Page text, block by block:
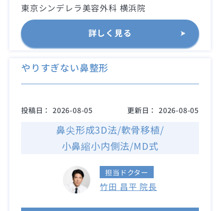
東京シンデレラ美容外科 横浜院
詳しく見る
やりすぎない鼻整形
投稿日： 2026-08-05 更新日： 2026-08-05
鼻尖形成3D法/軟骨移植/
小鼻縮小内側法/MD式
担当ドクター
竹田 昌平 院長